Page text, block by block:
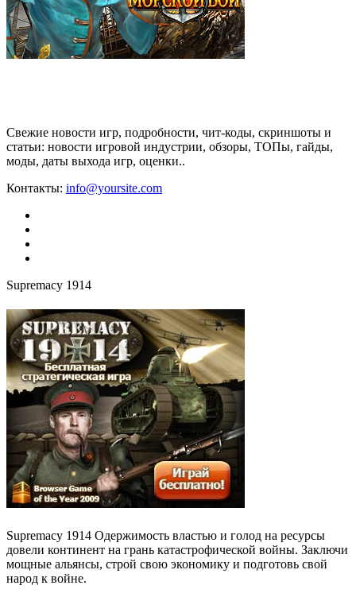
Свежие новости игр, подробности, чит-коды, скриншоты и
статьи: новости игровой индустрии, обзоры, ТОПы, гайды,
моды, даты выхода игр, оценки..
Контакты: info@yoursite.com
Supremacy 1914
Supremacy 1914 Одержимость властью и голод на ресурсы
довели континент на грань катастрофической войны. Заключи
мощные альянсы, строй свою экономику и подготовь свой
народ к войне.